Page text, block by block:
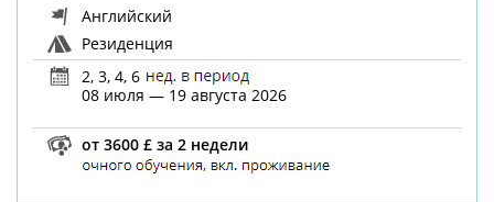
Английский
Резиденция
2, 3, 4, 6
08 июля — 19 августа 2026
от 3600 £ за 2 недели